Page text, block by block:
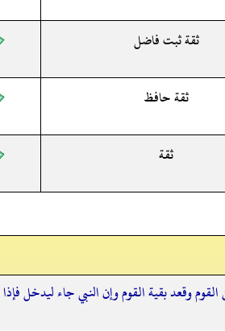
ثقة ثبت فاضل
ثقة حافظ
ثقة
وقعد بقية القوم وإن النبي جاء ليدخل فإذا